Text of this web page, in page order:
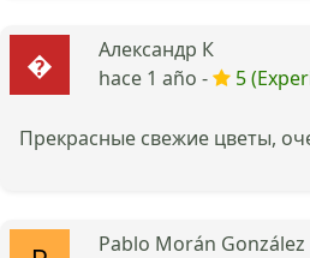
Александр К
hace 1 año -
5
Прекрасные свежие цветы,
Pablo Morán González